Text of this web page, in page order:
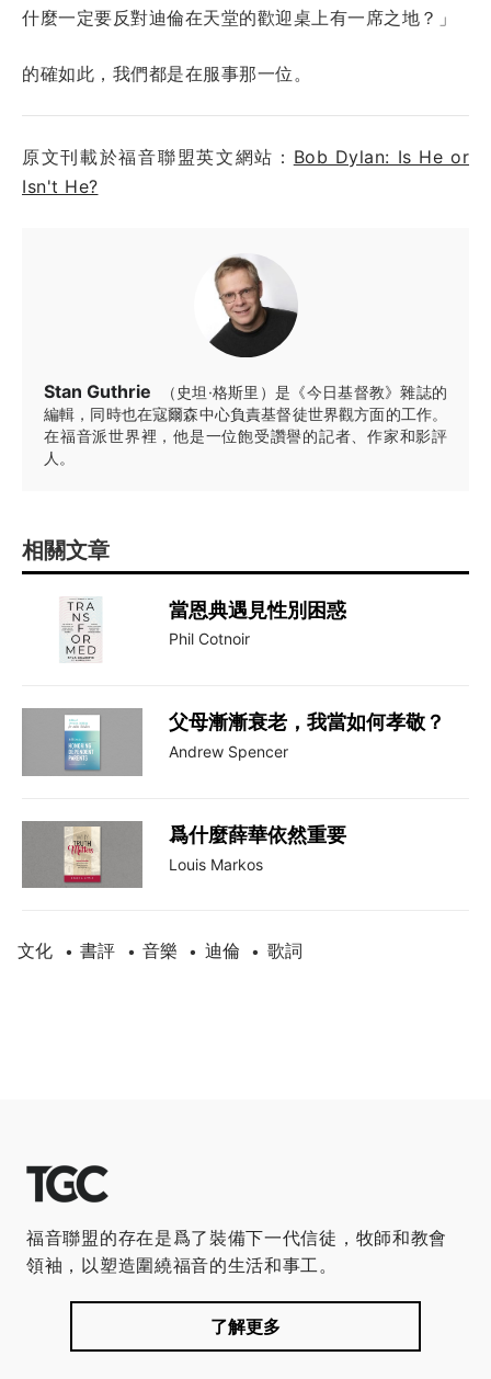
什麼一定要反對迪倫在天堂的歡迎桌上有一席之地？」
的確如此，我們都是在服事那一位。
原文刊載於福音聯盟英文網站： Bob Dylan: Is He or
Isn't He?
Stan Guthrie
（史坦·格斯里）是《今日基督教》雜誌的
編輯，同時也在寇爾森中心負責基督徒世界觀方面的工作。
在福音派世界裡，他是一位飽受讚譽的記者、作家和影評
人。
相關文章
當恩典遇見性別困惑
Phil Cotnoir
父母漸漸衰老，我當如何孝敬？
Andrew Spencer
爲什麼薛華依然重要
Louis Markos
文化 • 書評 • 音樂 • 迪倫 • 歌詞
福音聯盟的存在是爲了裝備下一代信徒，牧師和教會
領袖，以塑造圍繞福音的生活和事工。
了解更多